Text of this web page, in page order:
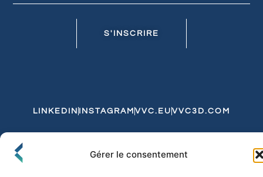
Gérer le consentement
S'INSCRIRE
LINKEDIN INSTAGRAM VVC.EU VVC3D.COM
Politique de Confidentialité et de CookiesExpédition et Livraison